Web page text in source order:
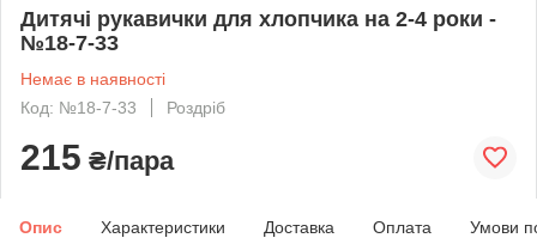
Дитячі рукавички для хлопчика на 2-4 роки -
№18-7-33
Немає в наявності
Код: №18-7-33
Роздріб
215 ₴/пара
Опис Характеристики Доставка Оплата Умови